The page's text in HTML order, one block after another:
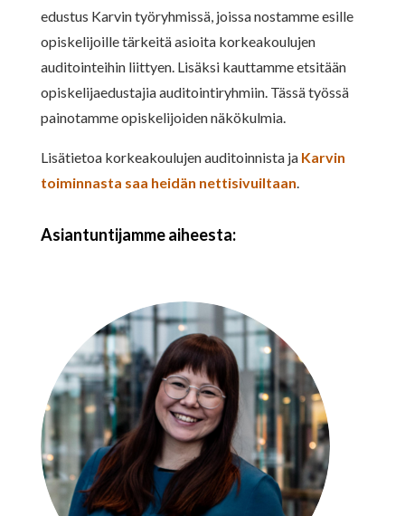
edustus Karvin työryhmissä, joissa nostamme esille
opiskelijoille tärkeitä asioita korkeakoulujen
auditointeihin liittyen. Lisäksi kauttamme etsitään
opiskelijaedustajia auditointiryhmiin. Tässä työssä
painotamme opiskelijoiden näkökulmia.
Lisätietoa korkeakoulujen auditoinnista ja Karvin
toiminnasta saa heidän nettisivuiltaan.
Asiantuntijamme aiheesta: